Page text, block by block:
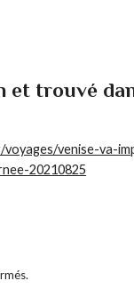
et trouvé
venise-va-
20210825